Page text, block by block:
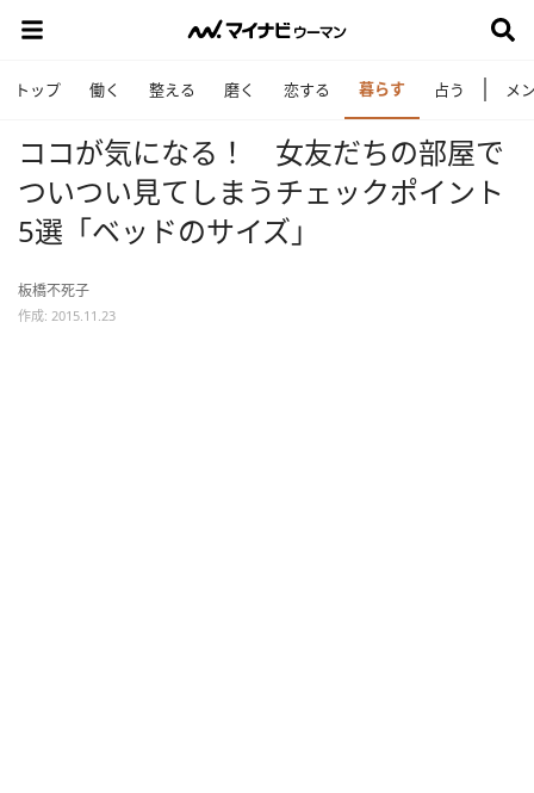
トップ 働く 整える 磨く 恋する 暮らす 占う メ
ココが気になる！ 女友だちの部屋で
ついつい見てしまうチェックポイント
5選「ベッドのサイズ」
板橋不死子
作成: 2015.11.23